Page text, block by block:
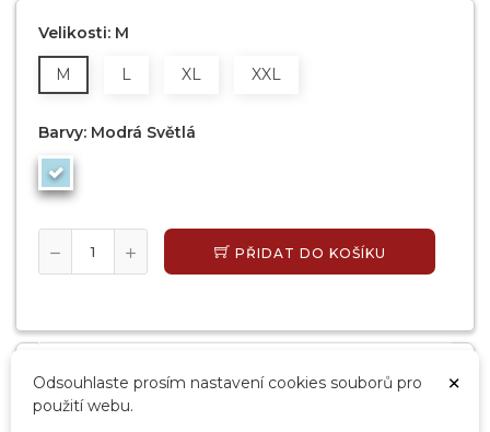
Velikosti: M
M L XL XXL
Barvy: Modrá Světlá
PŘIDAT DO KOŠÍKU
Popis ×
Odsouhlaste prosím nastavení cookies souborů pro
použití webu.